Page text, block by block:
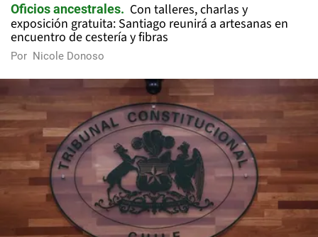
Oficios ancestrales
Con talleres, charlas y
exposición gratuita: Santiago reunirá a artesanas en
encuentro de cestería y fibras
Por Nicole Donoso